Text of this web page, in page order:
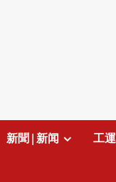
新聞 | 新闻 工